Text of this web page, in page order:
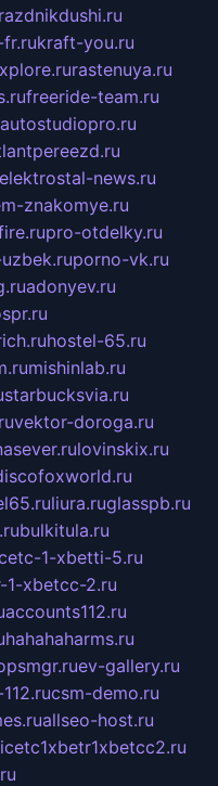
kraft-you.ru
rastenuya.ru
freeride-team.ru
autostudiopro.ru
elektrostal-news.ru
znakomye.ru
pro-otdelky.ru
porno-vk.ru
adonyev.ru
hostel-65.ru
mishinlab.ru
starbucksvia.ru
vektor-doroga.ru
lovinskix.ru
liura.ruglasspb.ru
bulkitula.ru
1-xbetti-5.ru
xbetcc-2.ru
accounts112.ru
hahahaharms.ru
ev-gallery.ru
csm-demo.ru
allseo-host.ru